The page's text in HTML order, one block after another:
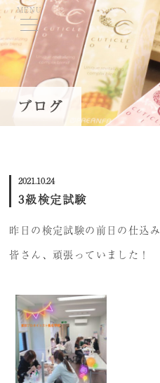
ブログ
MENU
TOP
当学院について
学費・募集要項
ネイル体験会/スクール説明会
プレミアム講義のご案内
受講生の声
2021.10.24
3級検定試験
昨日の検定試験の前日の仕込み
皆さん、頑張っていました！